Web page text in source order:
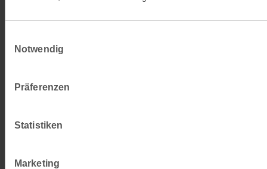
Notwendig
Präferenzen
Statistiken
Marketing